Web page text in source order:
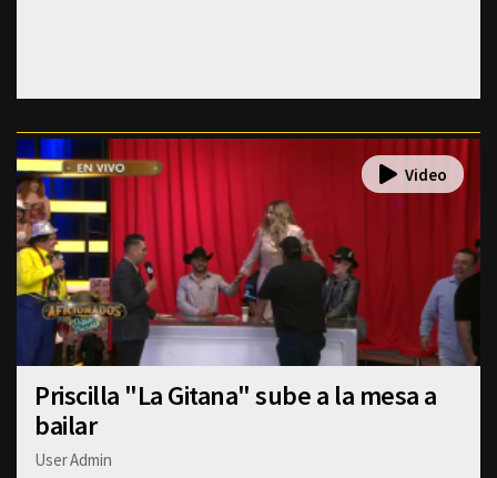
Priscilla "La Gitana" sube a la mesa a
bailar
User Admin